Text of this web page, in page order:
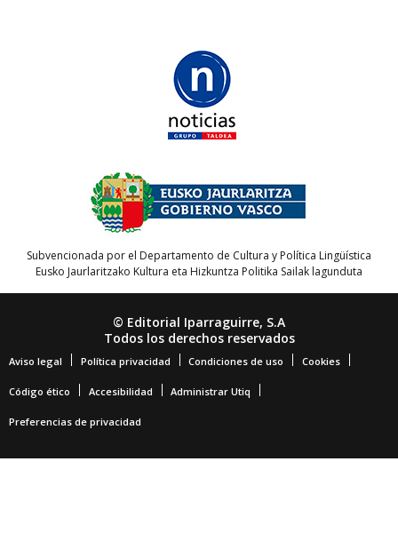
Subvencionada por el Departamento de Cultura y Política Lingüística
Eusko Jaurlaritzako Kultura eta Hizkuntza Politika Sailak lagunduta
© Editorial Iparraguirre, S.A
Todos los derechos reservados
Aviso legal Política privacidad Condiciones de uso Cookies
Código ético Accesibilidad Administrar Utiq
Preferencias de privacidad